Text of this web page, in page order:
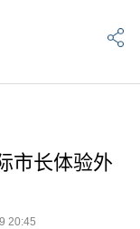
市长体验外
20:45